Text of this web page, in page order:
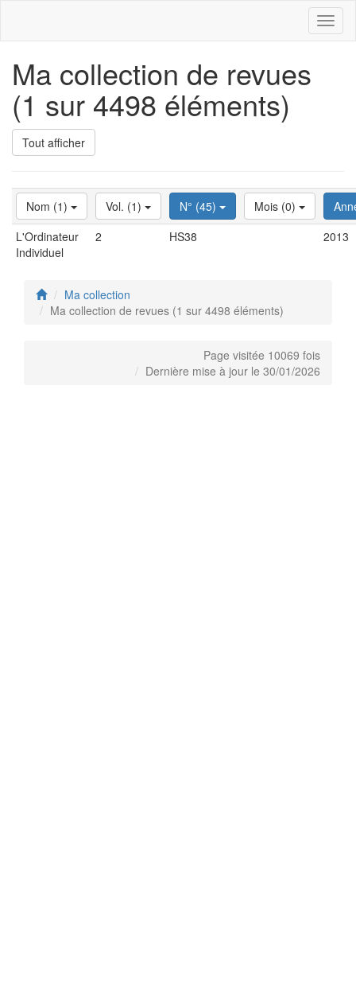
Ma collection de revues
(1 sur 4498 éléments)
Tout afficher
Nom (1) Vol. (1) N° (45) Mois (0)
L'Ordinateur
Individuel
2 HS38 2013
Ma collection
Ma collection de revues (1 sur 4498 éléments)
Page visitée 10069 fois
Dernière mise à jour le 30/01/2026